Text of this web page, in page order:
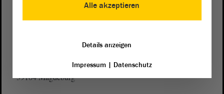
39104 Magdeburg
Alle akzeptieren
Details anzeigen
Impressum| Datenschutz